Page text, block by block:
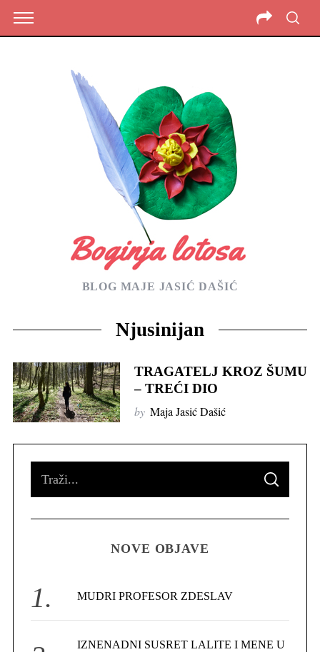
BLOG MAJE JASIĆ DAŠIĆ
Njusinijan
TRAGATELJ KROZ ŠUMU
– TREĆI DIO
by Maja Jasić Dašić
o
S
A
C
NOVE OBJAVE
MUDRI PROFESOR ZDESLAV
IZNENADNI SUSRET LALITE I MENE U